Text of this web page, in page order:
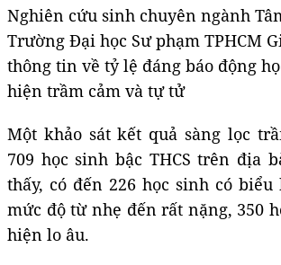
Nghiên cứu sinh chuyên ngành
Trường Đại học Sư phạm TPHCM
thông tin về tỷ lệ đáng báo động
hiện trầm cảm và tự tử
Một khảo sát kết quả sàng lọc
709 học sinh bậc THCS trên địa
thấy, có đến 226 học sinh có
mức độ từ nhẹ đến rất nặng, 350
hiện lo âu.